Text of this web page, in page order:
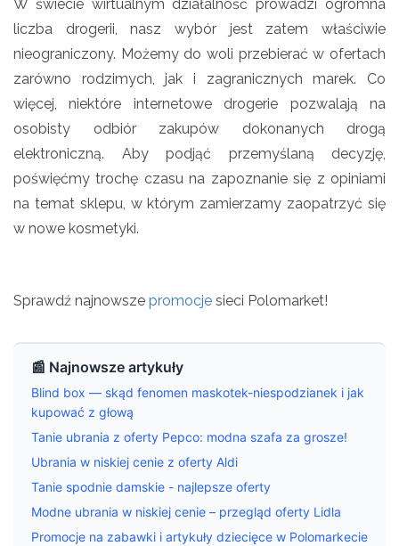
W świecie wirtualnym działalność prowadzi ogromna
liczba drogerii, nasz wybór jest zatem właściwie
nieograniczony. Możemy do woli przebierać w ofertach
zarówno rodzimych, jak i zagranicznych marek. Co
więcej, niektóre internetowe drogerie pozwalają na
osobisty odbiór zakupów dokonanych drogą
elektroniczną. Aby podjąć przemyślaną decyzję,
poświęćmy trochę czasu na zapoznanie się z opiniami
na temat sklepu, w którym zamierzamy zaopatrzyć się
w nowe kosmetyki.
Sprawdź najnowsze promocje sieci Polomarket!
📰 Najnowsze artykuły
Blind box — skąd fenomen maskotek-niespodzianek i jak
kupować z głową
Tanie ubrania z oferty Pepco: modna szafa za grosze!
Ubrania w niskiej cenie z oferty Aldi
Tanie spodnie damskie - najlepsze oferty
Modne ubrania w niskiej cenie – przegląd oferty Lidla
Promocje na zabawki i artykuły dziecięce w Polomarkecie